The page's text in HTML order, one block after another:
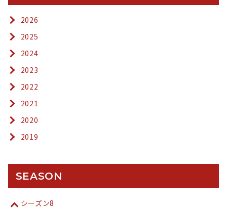
2026
2025
2024
2023
2022
2021
2020
2019
SEASON
シーズン8